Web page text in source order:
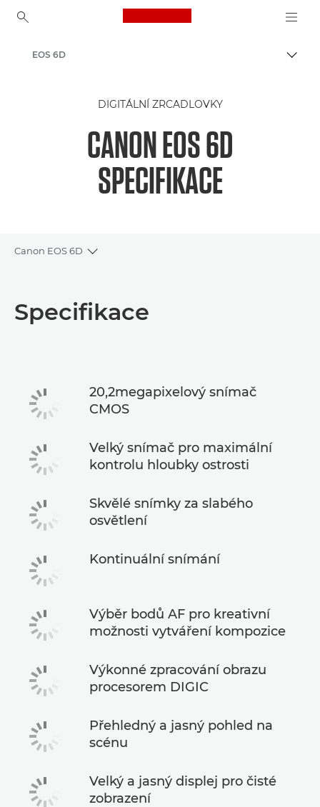
Canon Logo, back to
EOS 6D
DIGITÁLNÍ ZRCADLOVKY
CANON EOS 6D
SPECIFIKACE
Canon EOS 6D
Toggle breadcrumbs
Specifikace
Specifikace
20,2megapixelový snímač
CMOS
Velký snímač pro maximální
kontrolu hloubky ostrosti
Skvělé snímky za slabého
osvětlení
Kontinuální snímání
Výběr bodů AF pro kreativní
možnosti vytváření kompozice
Výkonné zpracování obrazu
procesorem DIGIC
Přehledný a jasný pohled na
scénu
Velký a jasný displej pro čisté
zobrazení